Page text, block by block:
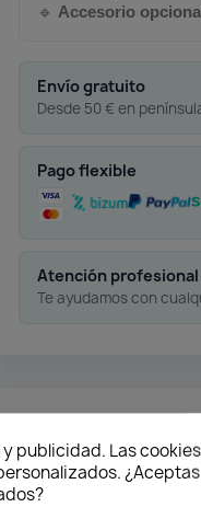
🔹 Accesorio
Envío gratuito
Desde 50 € en
Pago flexible
Atención profesional
Te ayudamos con
publicidad. Las